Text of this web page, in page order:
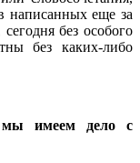
написанных еще за
без особого
без каких-либо
мы имеем дело с